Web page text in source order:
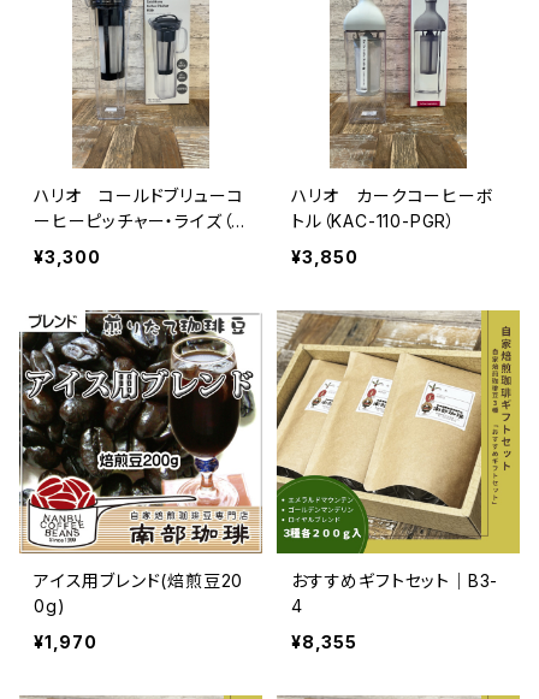
ハリオ コールドブリューコ
ーヒーピッチャー・ライズ（C
BR-12-B）
¥3,300
ハリオ カークコーヒーボ
トル（KAC-110-PGR）
¥3,850
アイス用ブレンド(焙煎豆20
0g)
¥1,970
おすすめギフトセット｜B3-
4
¥8,355